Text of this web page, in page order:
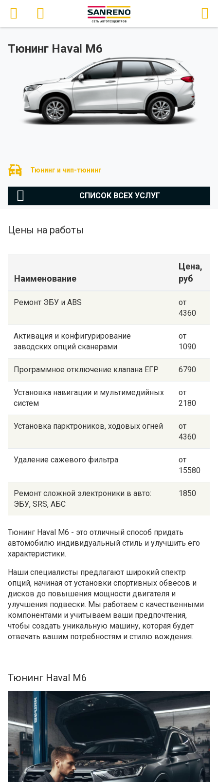
Тюнинг Haval M6
Тюнинг и чип-тюнинг
СПИСОК ВСЕХ УСЛУГ
Цены на работы
Наименование
Цена,
руб
Ремонт ЭБУ и ABS
от
4360
Активация и конфигурирование
заводских опций сканерами
от
1090
Программное отключение клапана ЕГР 6790
Установка навигации и мультимедийных
систем
от
2180
Установка парктроников, ходовых огней
от
4360
Удаление сажевого фильтра
от
15580
Ремонт сложной электроники в авто:
ЭБУ, SRS, АБС
1850
Тюнинг Haval M6 - это отличный способ придать
автомобилю индивидуальный стиль и улучшить его
характеристики.
Наши специалисты предлагают широкий спектр
опций, начиная от установки спортивных обвесов и
дисков до повышения мощности двигателя и
улучшения подвески. Мы работаем с качественными
компонентами и учитываем ваши предпочтения,
чтобы создать уникальную машину, которая будет
отвечать вашим потребностям и стилю вождения.
Тюнинг Haval M6